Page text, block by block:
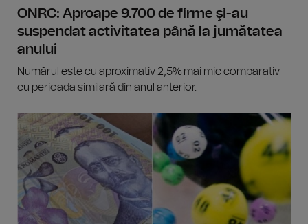
ONRC: Aproape 9.700 de firme şi-au
suspendat activitatea până la jumătatea
anului
Numărul este cu aproximativ 2,5% mai mic comparativ
cu perioada similară din anul anterior.